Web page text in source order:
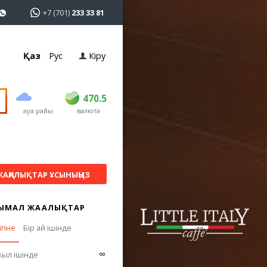
+7 (701) 233 33 81
Қаз Рус Кіру
ауа райы
470.5
USD 468.5 470.5
EUR валюта
ҰСЫНЫҢЫЗ
ЖАҢАЛЫҚТАР
Бір ай ішінде
ішінде ∞